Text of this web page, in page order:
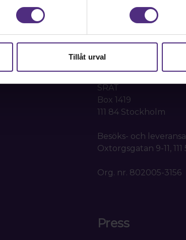
Tillåt urval
08-442 44 60
Kontakta oss
SRAT
Box 1419
111 84 Stockholm
Besöks- och
Oxtorgsgatan 9-11,
Org. nr. 802005-3156
Press